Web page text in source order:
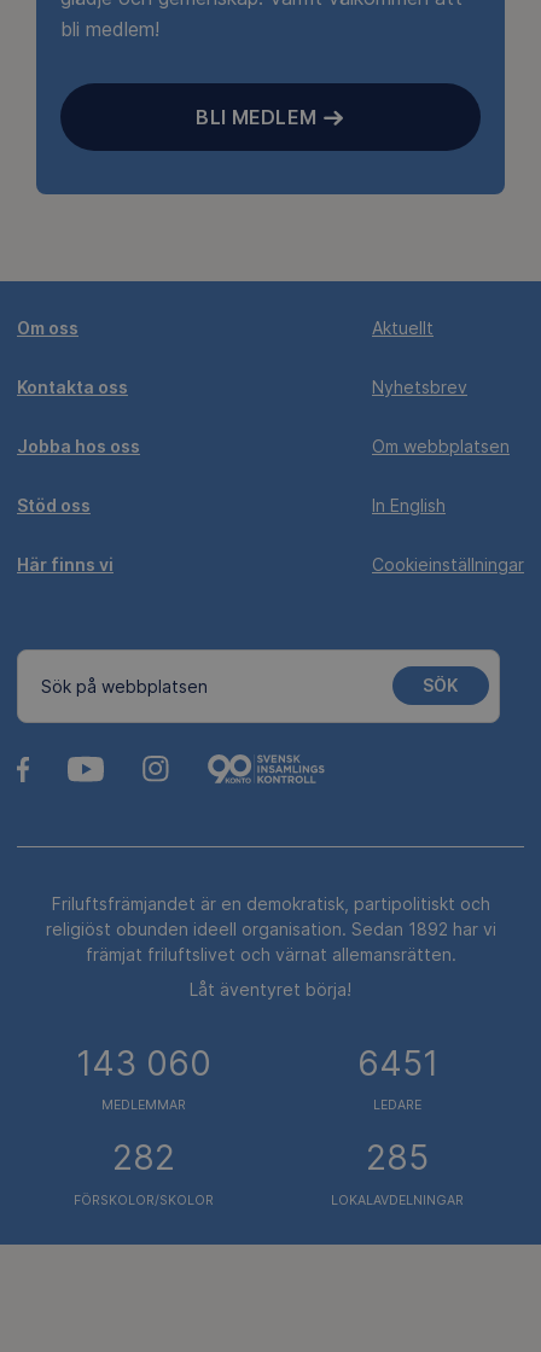
bli medlem!
BLI MEDLEM
Om oss
Kontakta oss
Jobba hos oss
Stöd oss
Här finns vi
Aktuellt
Nyhetsbrev
Om webbplatsen
In English
Cookieinställningar
Sök på webbplatsen SÖK
Friluftsfrämjandet är en demokratisk, partipolitiskt och
religiöst obunden ideell organisation. Sedan 1892 har vi
främjat friluftslivet och värnat allemansrätten.
Låt äventyret börja!
143 060
MEDLEMMAR
6451
LEDARE
282
FÖRSKOLOR/SKOLOR
285
LOKALAVDELNINGAR